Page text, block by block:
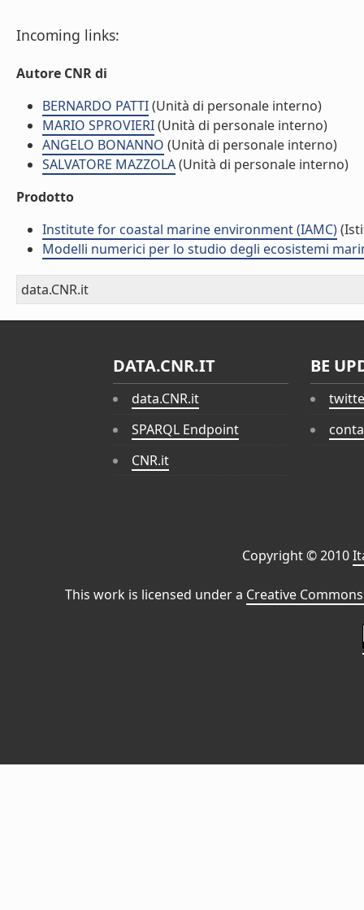
Incoming links:
Autore CNR di
BERNARDO PATTI(Unità di personale interno)
MARIO SPROVIERI(Unità di personale interno)
ANGELO BONANNO (Unità di personale interno)
SALVATORE MAZZOLA(Unità di personale interno)
Prodotto
Institute for coastal marine environment (IAMC)
Modelli numerici per lo studio degli ecosistemi
data.CNR.it
DATA.CNR.IT
data.CNR.it
SPARQL Endpoint
CNR.it
BE
Copyright © 2010
This work is licensed under a Creative